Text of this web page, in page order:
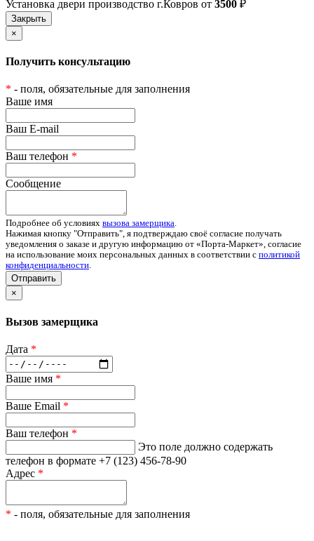
Установка двери производство г.Ковров от 3500 ₽
×
Получить консультацию
* - поля, обязательные для заполнения
Ваше имя
Ваш E-mail
Ваш телефон *
Сообщение
Подробнее об условиях вызова замерщика.
Нажимая кнопку "Отправить", я подтверждаю своё согласие получать
уведомления о заказе и другую информацию от «Порта-Маркет», согласие
на использование моих персональных данных в соответствии с политикой
конфиденциальности.
Отправить
×
Вызов замерщика
Дата *
Ваше имя *
Ваше Email *
Ваш телефон *
Это поле должно содержать
телефон в формате +7 (123) 456-78-90
Адрес *
* - поля, обязательные для заполнения